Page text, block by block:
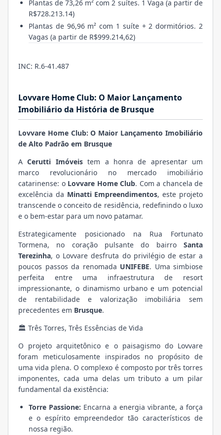
Plantas de 73,26 m² com 2 suítes. 1 Vaga (a partir de
R$728.213.14)
Plantas de 96,96 m² com 1 suíte + 2 dormitórios. 2
Vagas (a partir de R$999.214,62)
INC: R.6-41.487
Lovvare Home Club: O Maior Lançamento
Imobiliário da História de Brusque
Lovvare Home Club: O Maior Lançamento Imobiliário
de Alto Padrão em Brusque
ACerutti Imóveistem a honra de apresentar um
marco revolucionário no mercado imobiliário
catarinense: o Lovvare Home Club. Com a chancela de
excelência da Minatti Empreendimentos, este projeto
transcende o conceito de residência, redefinindo o luxo
e o bem-estar para um novo patamar.
Estrategicamente posicionado na Rua Fortunato
Tormena, no coração pulsante do bairro Santa
Terezinha, o Lovvare desfruta do privilégio de estar a
poucos passos da renomada UNIFEBE. Uma simbiose
perfeita entre uma infraestrutura de resort
impressionante, o dinamismo urbano e um potencial
de rentabilidade e valorização imobiliária sem
precedentes em Brusque.
🏛️ Três Torres, Três Essências de Vida
O projeto arquitetônico e o paisagismo do Lovvare
foram meticulosamente inspirados no propósito de
uma vida plena. O complexo é composto por três torres
imponentes, cada uma delas um tributo a um pilar
fundamental da existência:
Torre Passione: Encarna a energia vibrante, a força
e o espírito empreendedor tão característicos de
nossa região.